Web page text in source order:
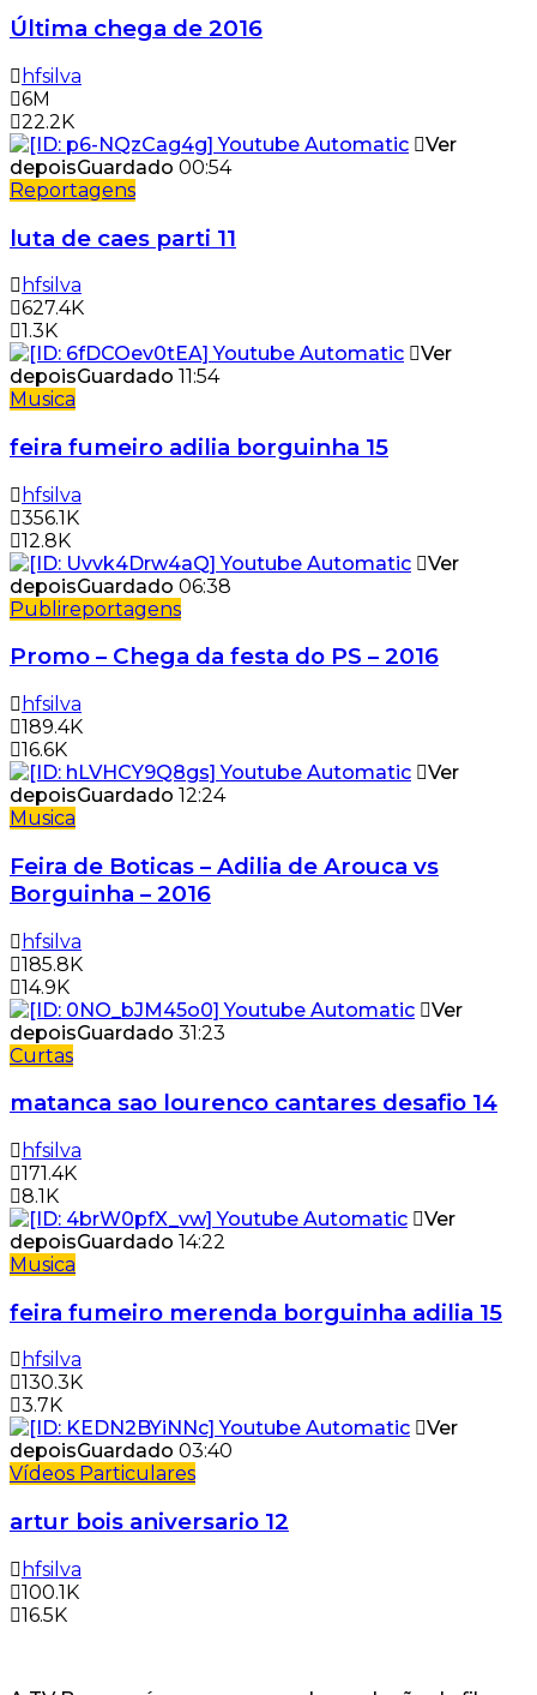
Última chega de 2016
hfsilva
6M
22.2K
Ver
depoisGuardado 00:54
Reportagens
luta de caes parti 11
hfsilva
627.4K
1.3K
Ver
depoisGuardado 11:54
Musica
feira fumeiro adilia borguinha 15
hfsilva
356.1K
12.8K
Ver
depoisGuardado 06:38
Publireportagens
Promo – Chega da festa do PS – 2016
hfsilva
189.4K
16.6K
Ver
depoisGuardado 12:24
Musica
Feira de Boticas – Adilia de Arouca vs
Borguinha – 2016
hfsilva
185.8K
14.9K
Ver
depoisGuardado 31:23
Curtas
matanca sao lourenco cantares desafio 14
hfsilva
171.4K
8.1K
Ver
depoisGuardado 14:22
Musica
feira fumeiro merenda borguinha adilia 15
hfsilva
130.3K
3.7K
Ver
depoisGuardado 03:40
Vídeos Particulares
artur bois aniversario 12
hfsilva
100.1K
16.5K